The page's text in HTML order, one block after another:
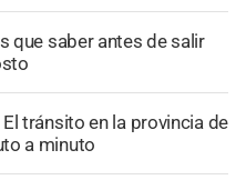
que saber antes de salir
El tránsito en la provincia de
a minuto